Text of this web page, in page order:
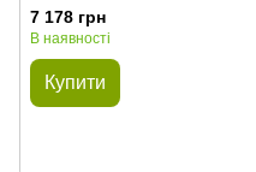
7 178 грн
В наявності
Купити